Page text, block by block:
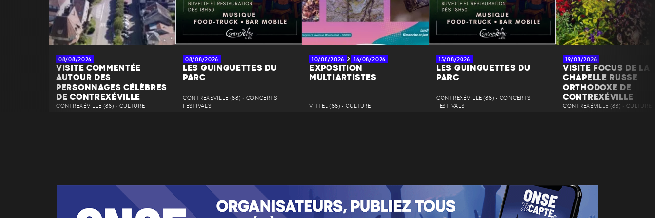
08/08/2026
VISITE COMMENTÉE
AUTOUR DES
PERSONNAGES CÉLÈBRES
DE CONTREXÉVILLE
CONTREXÉVILLE (88) • CULTURE
08/08/2026
LES GUINGUETTES DU
PARC
CONTREXÉVILLE (88) • CONCERTS,
FESTIVALS
10/08/2026 16/08/2026
EXPOSITION
MULTIARTISTES
VITTEL (88) • CULTURE
15/08/2026
LES GUINGUETTES DU
PARC
CONTREXÉVILLE (88) • CONCERTS,
FESTIVALS
19/08/2026
VISITE FOCUS DE LA
CHAPELLE RUSSE
ORTHODOXE DE
CONTREXÉVILLE
CONTREXÉVILLE (88) • CULTURE